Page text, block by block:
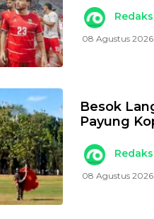
08 Agustus 2026
Besok
Payung
08 Agustus 2026